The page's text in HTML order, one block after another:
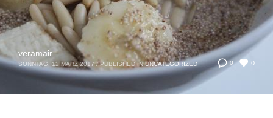
0 0
veramair
SONNTAG, 12 MÄRZ 2017 / PUBLISHED IN UNCATEGORIZED